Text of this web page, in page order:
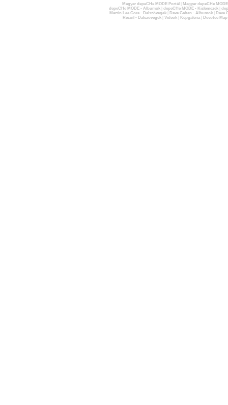
Magyar depeCHe MODE Portál
Magyar depeCHe
depeCHe MODE - Albumok| depeCHe MODE - Kislemezek|
Martin Lee Gore - Dalszövegek| Dave Gahan - Albumok|
Dave
Recoil - Dalszövegek| Videók| Képgaléria| Devotee Map